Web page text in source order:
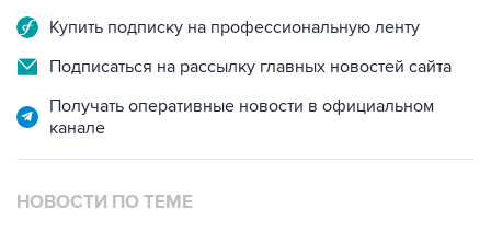
Купить подписку на профессиональную ленту
Подписаться на рассылку главных новостей сайта
Получать оперативные новости в официальном
канале
НОВОСТИ ПО ТЕМЕ